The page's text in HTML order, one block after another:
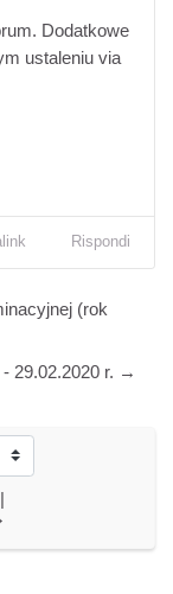
Dodatkowe
ustaleniu via
Rispondi
(rok
29.02.2020 r. →